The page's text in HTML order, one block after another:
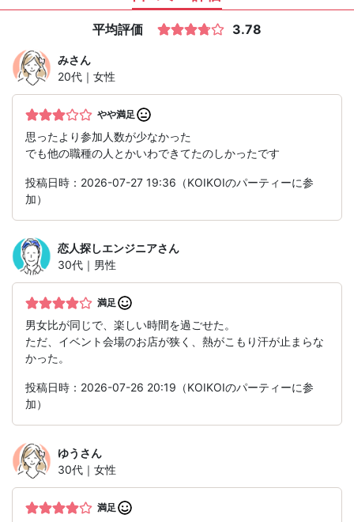
平均評価 3.78
みさん
20代｜女性
やや満足
思ったより参加人数が少なかった
でも他の職種の人とかいわできてたのしかったです
投稿日時：2026-07-27 19:36（KOIKOIのパーティーに参
加）
恋人探しエンジニアさん
30代｜男性
満足
男女比が同じで、楽しい時間を過ごせた。
ただ、イベント会場のお店が狭く、熱がこもり汗が止まらな
かった。
投稿日時：2026-07-26 20:19（KOIKOIのパーティーに参
加）
ゆう さん
30代｜女性
満足